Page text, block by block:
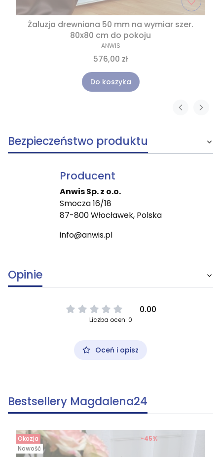
Żaluzja drewniana 50 mm na wymiar szer.
80x80 cm do pokoju
ANWIS
576,00 zł
Do koszyka
Bezpieczeństwo produktu
Producent
Anwis Sp. z o.o.
Smocza 16/18
87-800 Włocławek, Polska
info@anwis.pl
Opinie
0.00
Liczba ocen: 0
Oceń i opisz
Bestsellery Magdalena24
Okazja
Nowość
-45%